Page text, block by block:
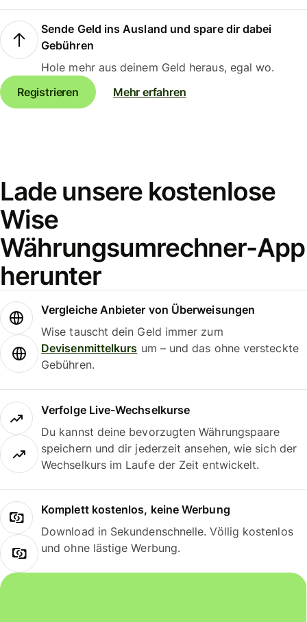
Sende Geld ins Ausland und spare dir dabei
Gebühren
Hole mehr aus deinem Geld heraus, egal wo.
Registrieren
Mehr erfahren
Lade unsere kostenlose
Wise
Währungsumrechner-App
herunter
Vergleiche Anbieter von Überweisungen
Wise tauscht dein Geld immer zum
Devisenmittelkurs um – und das ohne versteckte
Gebühren.
Verfolge Live-Wechselkurse
Du kannst deine bevorzugten Währungspaare
speichern und dir jederzeit ansehen, wie sich der
Wechselkurs im Laufe der Zeit entwickelt.
Komplett kostenlos, keine Werbung
Download in Sekundenschnelle. Völlig kostenlos
und ohne lästige Werbung.